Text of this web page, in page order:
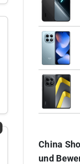
China
und